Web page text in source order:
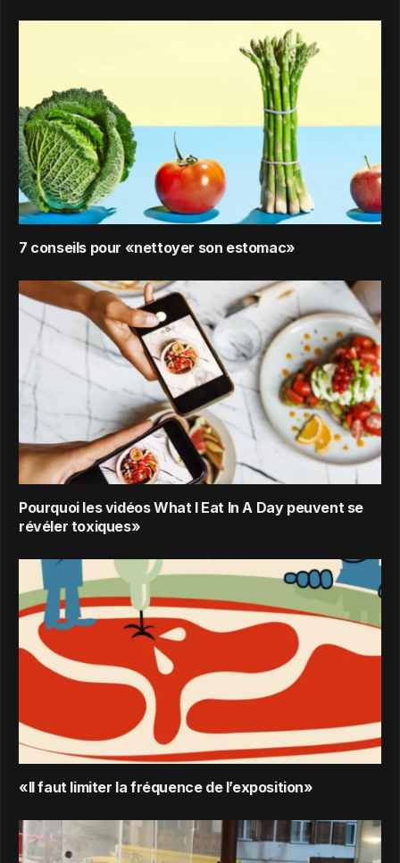
7 conseils pour «nettoyer son estomac»
Pourquoi les vidéos What I Eat In A Day peuvent se
révéler toxiques»
«Il faut limiter la fréquence de l’exposition»